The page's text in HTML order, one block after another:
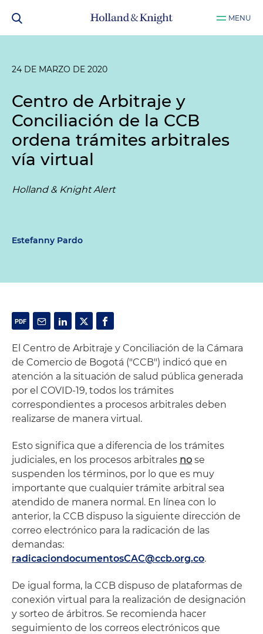
MENU
24 DE MARZO DE 2020
Centro de Arbitraje y
Conciliación de la CCB
ordena trámites arbitrales
vía virtual
Holland & Knight Alert
Estefanny Pardo
El Centro de Arbitraje y Conciliación de la Cámara
de Comercio de Bogotá ("CCB") indicó que en
atención a la situación de salud pública generada
por el COVID-19, todos los trámites
correspondientes a procesos arbitrales deben
realizarse de manera virtual.
Esto significa que a diferencia de los trámites
judiciales, en los procesos arbitrales no se
suspenden los términos, por lo que es muy
importante que cualquier trámite arbitral sea
atendido de manera normal. En línea con lo
anterior, la CCB dispuso la siguiente dirección de
correo electrónico para la radicación de las
demandas:
radicaciondocumentosCAC@ccb.org.co.
De igual forma, la CCB dispuso de plataformas de
conexión virtual para la realización de designación
y sorteo de árbitros. Se recomienda hacer
seguimiento de los correos electrónicos que